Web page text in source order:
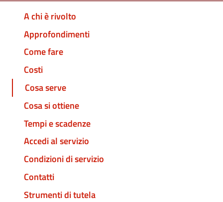
A chi è rivolto
Approfondimenti
Come fare
Costi
Cosa serve
Cosa si ottiene
Tempi e scadenze
Accedi al servizio
Condizioni di servizio
Contatti
Strumenti di tutela